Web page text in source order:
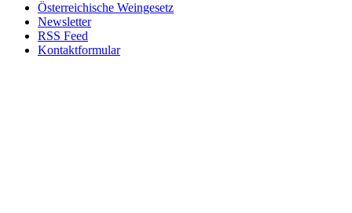
Österreichische Weingesetz
Newsletter
RSS Feed
Kontaktformular